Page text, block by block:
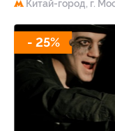
Китай-город, г.
- 25%